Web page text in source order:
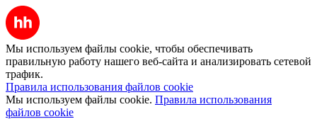
Мы используем файлы cookie, чтобы обеспечивать
правильную работу нашего веб-сайта и анализировать сетевой
трафик.
Правила использования файлов cookie
Мы используем файлы cookie. Правила использования
файлов cookie